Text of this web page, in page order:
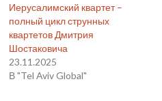
Иерусалимский квартет –
полный цикл струнных
квартетов Дмитрия
Шостаковича
23.11.2025
В "Tel Aviv Global"